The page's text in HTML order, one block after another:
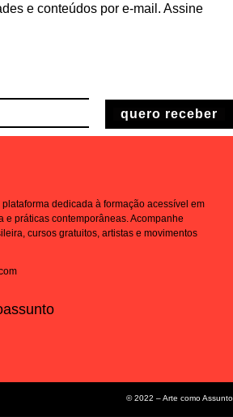
quero receber
dedicada à formação acessível em
e práticas contemporâneas. Acompanhe
cursos gratuitos, artistas e movimentos
© 2022 – Arte como Assunto